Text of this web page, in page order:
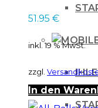
WRF 450 04
51.95 €
inkl. 19 % MwSt.
zzgl.
In den